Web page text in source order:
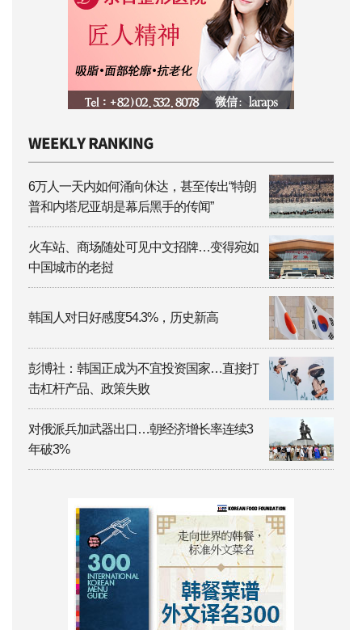
6万人一天内如何涌向休达，甚至传出“特朗
普和内塔尼亚胡是幕后黑手的传闻”
火车站、商场随处可见中文招牌…变得宛如
中国城市的老挝
韩国人对日好感度54.3%，历史新高
彭博社：韩国正成为不宜投资国家…直接打
击杠杆产品、政策失败
对俄派兵加武器出口…朝经济增长率连续3
年破3%